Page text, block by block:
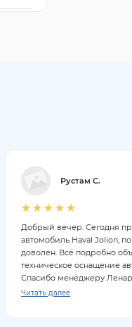
Рустам С.
Добрый вечер. Сегодня
автомобиль Haval Jolion,
доволен. Всё подробно
техническое оснащение
Спасибо менеджеру
Читать далее